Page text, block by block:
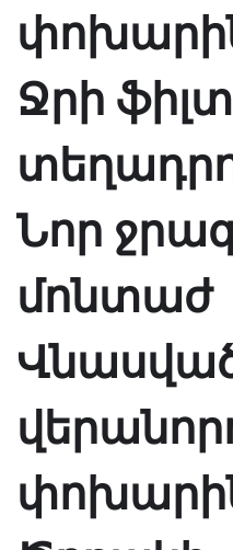
Ջրի
Նոր
մոնտաժ